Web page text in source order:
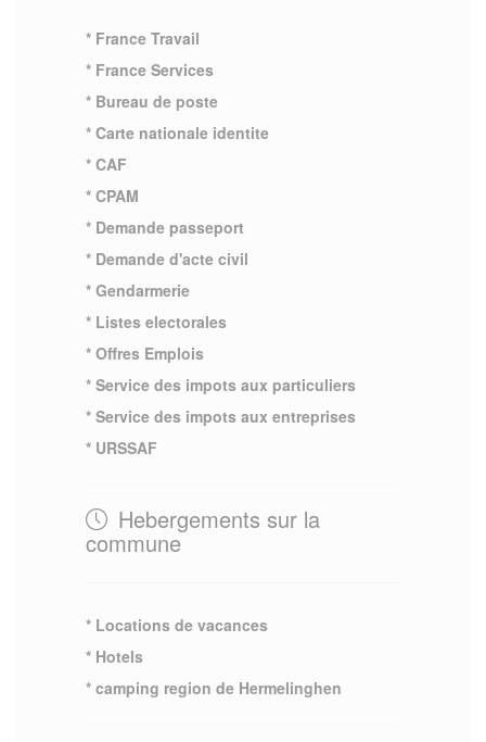
* France Travail
* France Services
* Bureau de poste
* Carte nationale identite
* CAF
* CPAM
* Demande passeport
* Demande d'acte civil
* Gendarmerie
* Listes electorales
* Offres Emplois
* Service des impots aux particuliers
* Service des impots aux entreprises
* URSSAF
Hebergements sur la
commune
* Locations de vacances
* Hotels
* camping region de Hermelinghen